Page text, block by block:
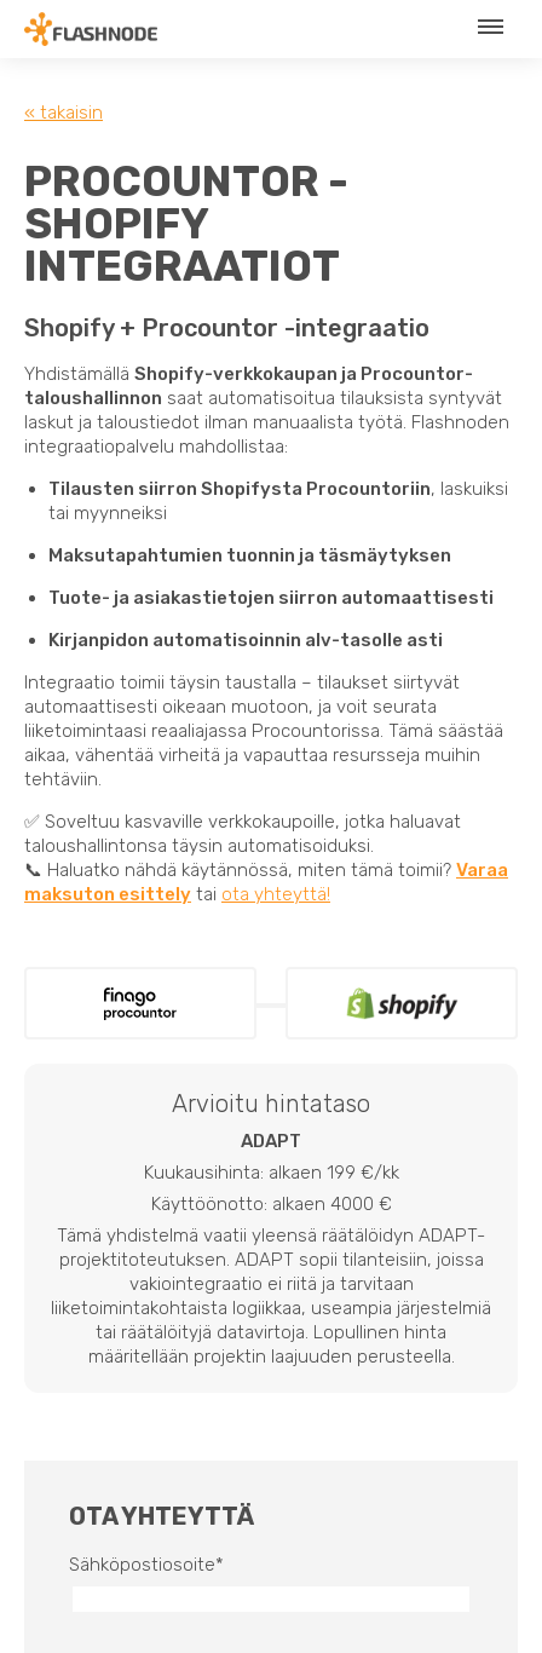
« takaisin
PROCOUNTOR -
SHOPIFY
INTEGRAATIOT
Shopify + Procountor -integraatio
Yhdistämällä Shopify-verkkokaupan ja Procountor-
taloushallinnon saat automatisoitua tilauksista syntyvät
laskut ja taloustiedot ilman manuaalista työtä. Flashnoden
integraatiopalvelu mahdollistaa:
Tilausten siirron Shopifysta Procountoriin, laskuiksi
tai myynneiksi
Maksutapahtumien tuonnin ja täsmäytyksen
Tuote- ja asiakastietojen siirron automaattisesti
Kirjanpidon automatisoinnin alv-tasolle asti
Integraatio toimii täysin taustalla – tilaukset siirtyvät
automaattisesti oikeaan muotoon, ja voit seurata
liiketoimintaasi reaaliajassa Procountorissa. Tämä säästää
aikaa, vähentää virheitä ja vapauttaa resursseja muihin
tehtäviin.
✅ Soveltuu kasvaville verkkokaupoille, jotka haluavat
taloushallintonsa täysin automatisoiduksi.
📞 Haluatko nähdä käytännössä, miten tämä toimii? Varaa
maksuton esittely tai ota yhteyttä!
Arvioitu hintataso
ADAPT
Kuukausihinta: alkaen 199 €/kk
Käyttöönotto: alkaen 4000 €
Tämä yhdistelmä vaatii yleensä räätälöidyn ADAPT-
projektitoteutuksen. ADAPT sopii tilanteisiin, joissa
vakiointegraatio ei riitä ja tarvitaan
liiketoimintakohtaista logiikkaa, useampia järjestelmiä
tai räätälöityjä datavirtoja. Lopullinen hinta
määritellään projektin laajuuden perusteella.
OTA YHTEYTTÄ
Sähköpostiosoite*